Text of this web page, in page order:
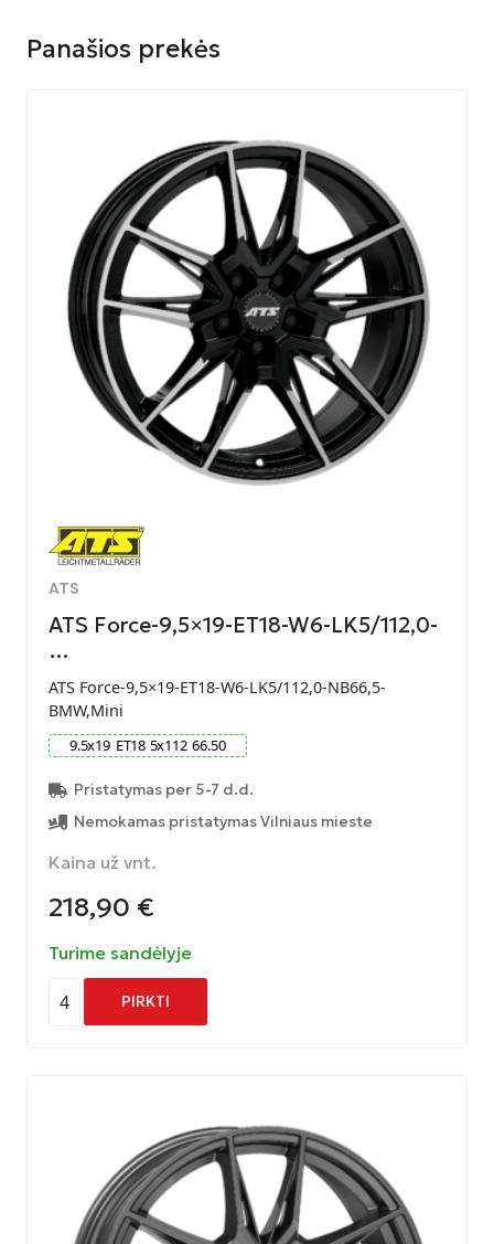
Panašios prekės
ATS
ATS Force-9,5×19-ET18-W6-LK5/112,0-
…
ATS Force-9,5×19-ET18-W6-LK5/112,0-NB66,5-
BMW,Mini
9.5x19 ET18 5x112 66.50
Pristatymas per 5-7 d.d.
Nemokamas pristatymas Vilniaus mieste
Kaina už vnt.
218,90 €
Turime sandėlyje
4 PIRKTI